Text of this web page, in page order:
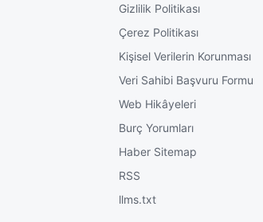
Gizlilik Politikası
Çerez Politikası
Kişisel Verilerin Korunması
Veri Sahibi Başvuru Formu
Web Hikâyeleri
Burç Yorumları
Haber Sitemap
RSS
llms.txt